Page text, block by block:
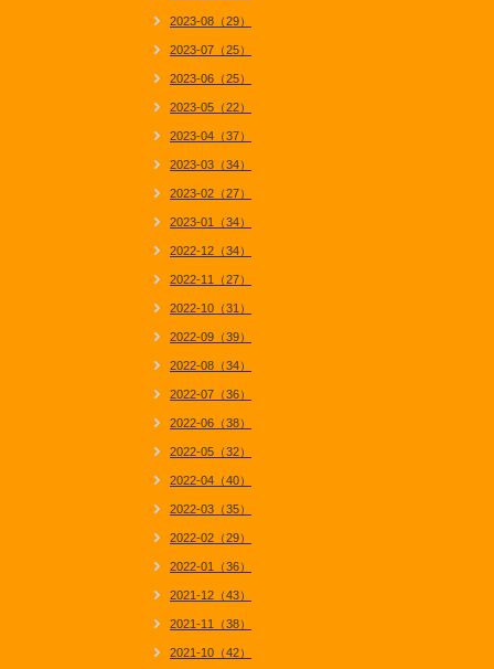
2023-08（29）
2023-07（25）
2023-06（25）
2023-05（22）
2023-04（37）
2023-03（34）
2023-02（27）
2023-01（34）
2022-12（34）
2022-11（27）
2022-10（31）
2022-09（39）
2022-08（34）
2022-07（36）
2022-06（38）
2022-05（32）
2022-04（40）
2022-03（35）
2022-02（29）
2022-01（36）
2021-12（43）
2021-11（38）
2021-10（42）